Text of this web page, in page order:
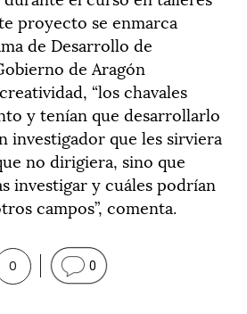
proyecto se enmarca
de Desarrollo de
de Aragón
“los chavales
y tenían que de­sarrollarlo
investigador que les sirviera
no dirigiera, sino que
investigar y cuáles podrían
campos”, comenta.
0 0